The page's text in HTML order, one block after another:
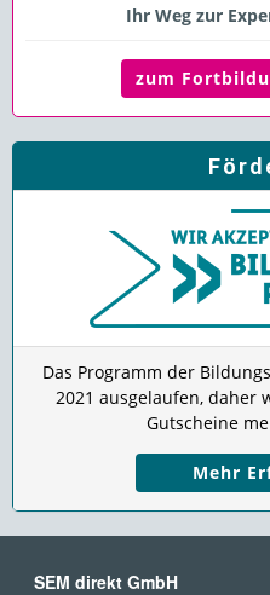
Ihr Weg zur
zum
Das Programm der
2021 ausgelaufen, daher
Gutscheine
Mehr
SEM direkt GmbH